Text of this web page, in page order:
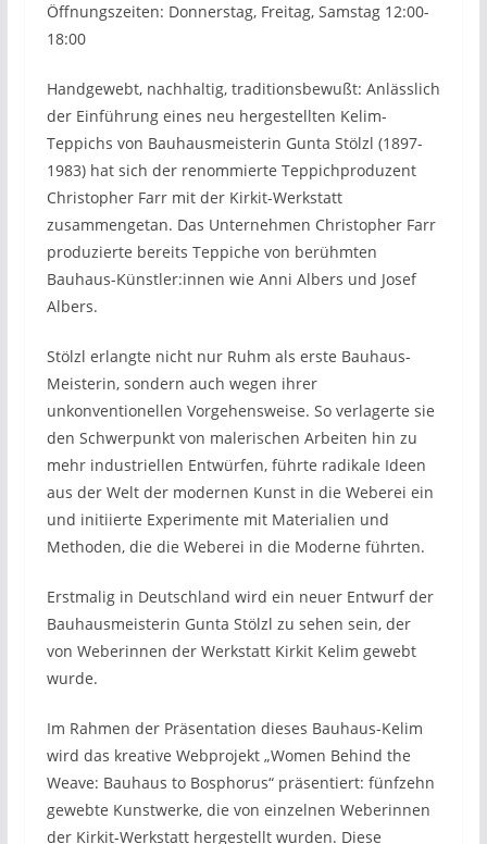
Öffnungszeiten: Donnerstag, Freitag, Samstag 12:00-
18:00
Handgewebt, nachhaltig, traditionsbewußt: Anlässlich
der Einführung eines neu hergestellten Kelim-
Teppichs von Bauhausmeisterin Gunta Stölzl (1897-
1983) hat sich der renommierte Teppichproduzent
Christopher Farr mit der Kirkit-Werkstatt
zusammengetan. Das Unternehmen Christopher Farr
produzierte bereits Teppiche von berühmten
Bauhaus-Künstler:innen wie Anni Albers und Josef
Albers.
Stölzl erlangte nicht nur Ruhm als erste Bauhaus-
Meisterin, sondern auch wegen ihrer
unkonventionellen Vorgehensweise. So verlagerte sie
den Schwerpunkt von malerischen Arbeiten hin zu
mehr industriellen Entwürfen, führte radikale Ideen
aus der Welt der modernen Kunst in die Weberei ein
und initiierte Experimente mit Materialien und
Methoden, die die Weberei in die Moderne führten.
Erstmalig in Deutschland wird ein neuer Entwurf der
Bauhausmeisterin Gunta Stölzl zu sehen sein, der
von Weberinnen der Werkstatt Kirkit Kelim gewebt
wurde.
Im Rahmen der Präsentation dieses Bauhaus-Kelim
wird das kreative Webprojekt „Women Behind the
Weave: Bauhaus to Bosphorus“ präsentiert: fünfzehn
gewebte Kunstwerke, die von einzelnen Weberinnen
der Kirkit-Werkstatt hergestellt wurden. Diese